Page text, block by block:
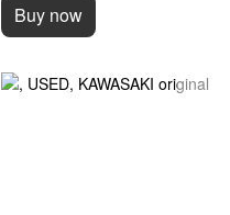
Buy now